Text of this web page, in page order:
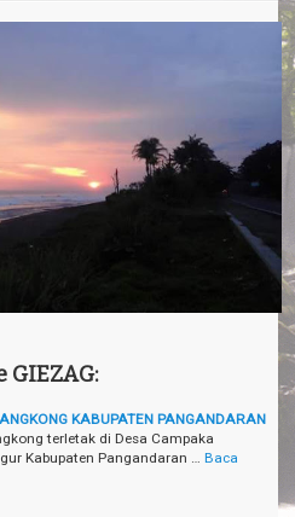
KABUPATEN PANGANDARAN
terletak di Desa Campaka
Kabupaten Pangandaran …
Baca